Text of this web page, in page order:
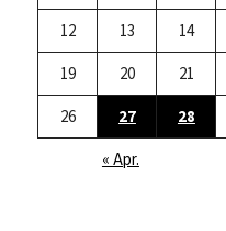
12
13 14
19
20 21
26
27 28
« Apr.